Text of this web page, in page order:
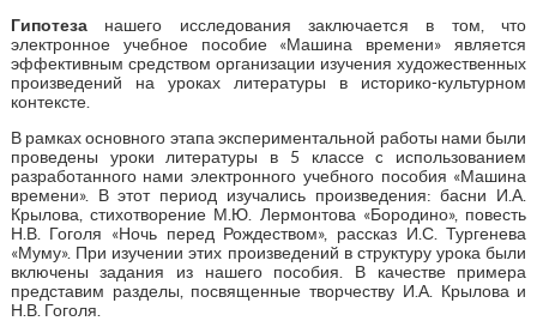
Гипотезанашего исследования заключается в том, что
электронное учебное пособие «Машина времени» является
эффективным средством организации изучения художественных
произведений на уроках литературы в историко-культурном
контексте.
В рамках основного этапа экспериментальной работы нами были
проведены уроки литературы в 5 классе c использованием
разработанного нами электронного учебного пособия «Машина
времени». В этот период изучались произведения: басни И.А.
Крылова, стихотворение М.Ю. Лермонтова «Бородино», повесть
Н.В. Гоголя «Ночь перед Рождеством», рассказ И.С. Тургенева
«Муму». При изучении этих произведений в структуру урока были
включены задания из нашего пособия. В качестве примера
представим разделы, посвященные творчеству И.А. Крылова и
Н.В. Гоголя.